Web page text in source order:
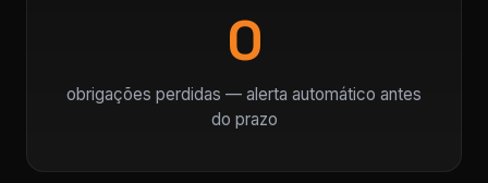
0
obrigações perdidas — alerta automático antes
do prazo